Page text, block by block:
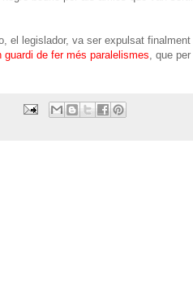
el legislador, va ser expulsat
guardi de fer més paralelismes , que